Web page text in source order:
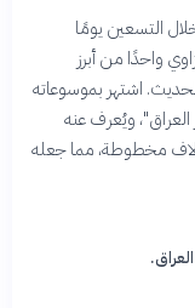
التسعين يومًا
يُعد عباس العزاوي واحدًا من أبرز
اشتهر بموسوعاته
العراق"، ويُعرف عنه
مخطوطة، مما جعله